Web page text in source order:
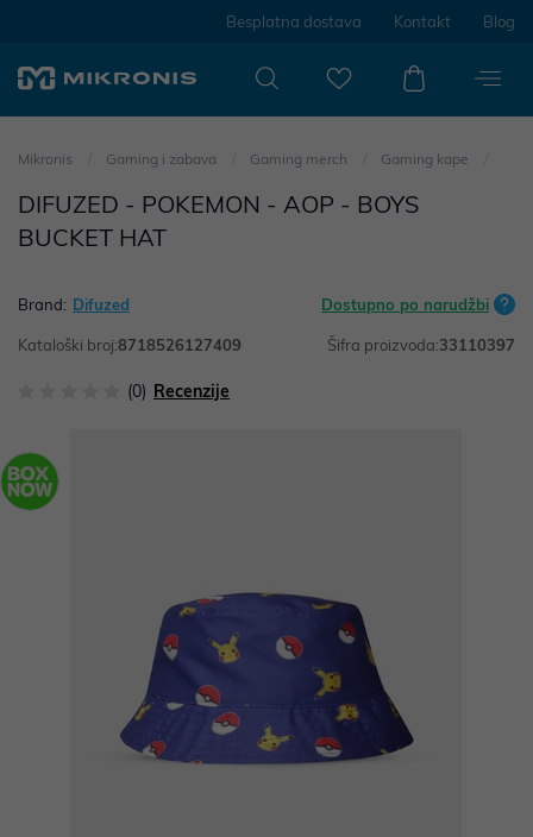
Besplatna dostava Kontakt Blog
Mikronis Gaming i zabava Gaming merch Gaming kape
DIFUZED - POKEMON - AOP - BOYS
BUCKET HAT
Brand: Difuzed Dostupno po narudžbi
Kataloški broj:8718526127409 Šifra proizvoda:33110397
(0) Recenzije